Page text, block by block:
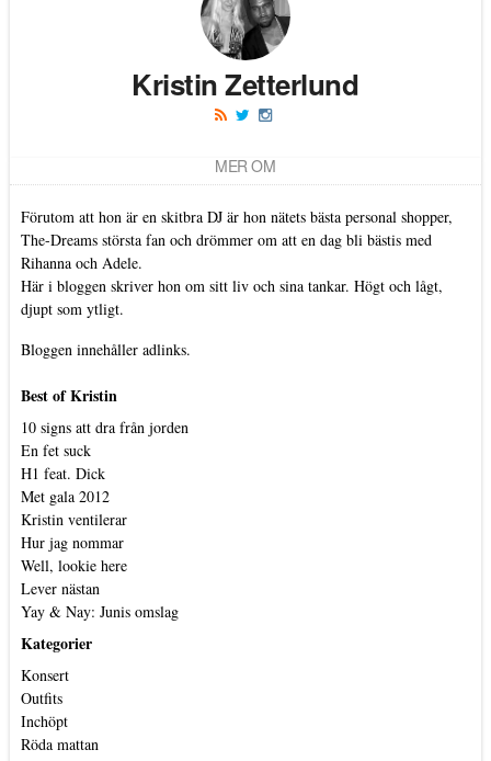
Kristin Zetterlund
MER OM
Förutom att hon är en skitbra DJ är hon nätets bästa personal shopper,
The-Dreams största fan och drömmer om att en dag bli bästis med
Rihanna och Adele.
Här i bloggen skriver hon om sitt liv och sina tankar. Högt och lågt,
djupt som ytligt.
Bloggen innehåller adlinks.
Best of Kristin
10 signs att dra från jorden
En fet suck
H1 feat. Dick
Met gala 2012
Kristin ventilerar
Hur jag nommar
Well, lookie here
Lever nästan
Yay & Nay: Junis omslag
Kategorier
Konsert
Outfits
Inchöpt
Röda mattan